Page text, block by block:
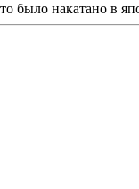
накатано в